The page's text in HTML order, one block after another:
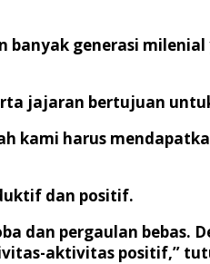
banyak generasi
jajaran bertujuan
kami harus
dan positif.
dan pergaulan bebas.
aktivitas positif,”